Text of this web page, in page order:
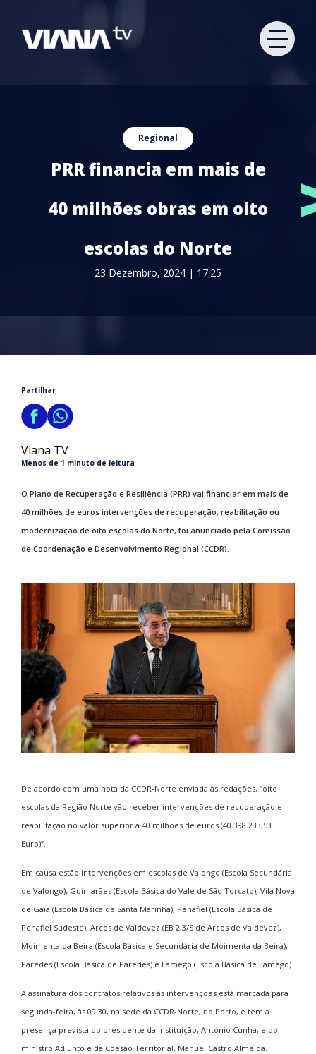
Regional
PRR financia em mais de
40 milhões obras em oito
escolas do Norte
23 Dezembro, 2024 | 17:25
Partilhar
Viana TV
Menos de 1 minuto de leitura
O Plano de Recuperação e Resiliência (PRR) vai financiar em mais de
40 milhões de euros intervenções de recuperação, reabilitação ou
modernização de oito escolas do Norte, foi anunciado pela Comissão
de Coordenação e Desenvolvimento Regional (CCDR).
De acordo com uma nota da CCDR-Norte enviada às redações, “oito
escolas da Região Norte vão receber intervenções de recuperação e
reabilitação no valor superior a 40 milhões de euros (40.398.233,53
Euro)”.
Em causa estão intervenções em escolas de Valongo (Escola Secundária
de Valongo), Guimarães (Escola Básica do Vale de São Torcato), Vila Nova
de Gaia (Escola Básica de Santa Marinha), Penafiel (Escola Básica de
Penafiel Sudeste), Arcos de Valdevez (EB 2,3/S de Arcos de Valdevez),
Moimenta da Beira (Escola Básica e Secundária de Moimenta da Beira),
Paredes (Escola Básica de Paredes) e Lamego (Escola Básica de Lamego).
A assinatura dos contratos relativos às intervenções está marcada para
segunda-feira, às 09:30, na sede da CCDR-Norte, no Porto, e tem a
presença prevista do presidente da instituição, António Cunha, e do
ministro Adjunto e da Coesão Territorial, Manuel Castro Almeida.